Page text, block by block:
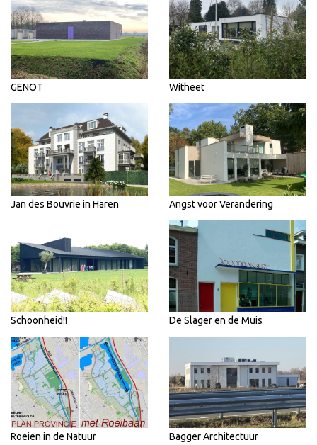
GENOT Witheet
Jan des Bouvrie in Haren Angst voor Verandering
Schoonheid!! De Slager en de Muis
Roeien in de Natuur Bagger Architectuur